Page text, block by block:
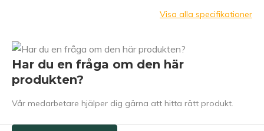
Visa alla specifikationer
Har du en fråga om den här
produkten?
Vår medarbetare hjälper dig gärna att hitta rätt produkt.